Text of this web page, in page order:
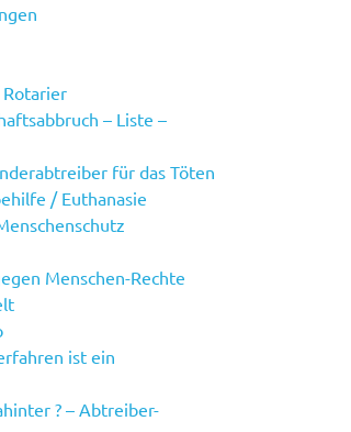
– Liste –
für das Töten
/ Euthanasie
Menschen-Rechte
ist ein
? – Abtreiber-